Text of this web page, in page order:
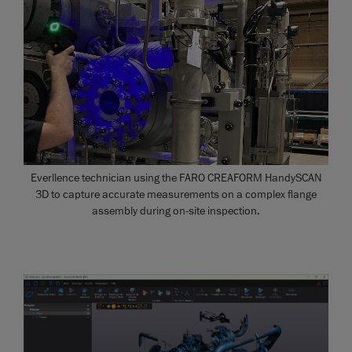
Everllence technician using the FARO CREAFORM HandySCAN
3D to capture accurate measurements on a complex flange
assembly during on-site inspection.